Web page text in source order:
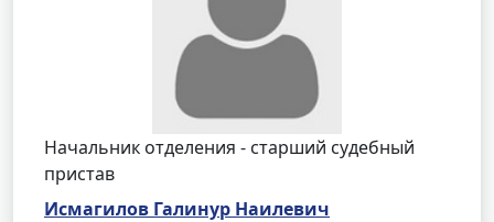
Начальник отделения - старший судебный
пристав
Исмагилов Галинур Наилевич